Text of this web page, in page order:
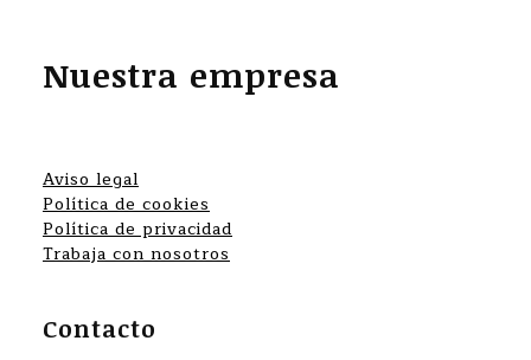
Nuestra empresa
Aviso legal
Política de cookies
Política de privacidad
Trabaja con nosotros
Contacto